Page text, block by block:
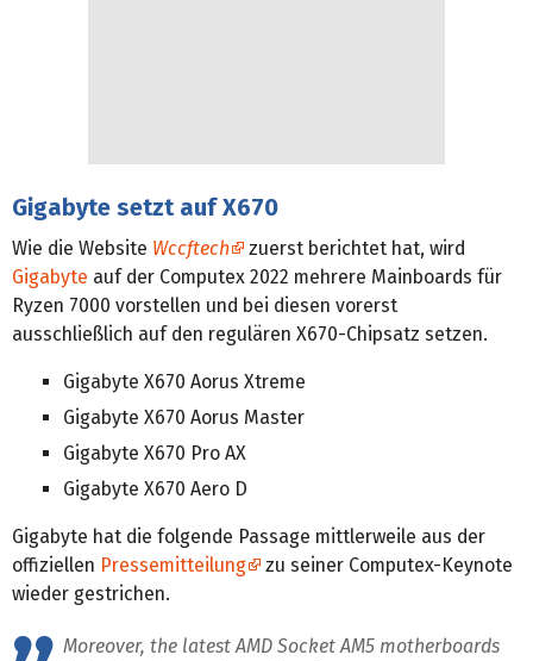
Gigabyte setzt auf X670
Wie die Website Wccftech
zuerst berichtet hat, wird
Gigabyte auf der Computex 2022 mehrere Mainboards für
Ryzen 7000 vorstellen und bei diesen vorerst
ausschließlich auf den regulären X670-Chipsatz setzen.
Gigabyte X670 Aorus Xtreme
Gigabyte X670 Aorus Master
Gigabyte X670 Pro AX
Gigabyte X670 Aero D
Gigabyte hat die folgende Passage mittlerweile aus der
offiziellen Pressemitteilung
zu seiner Computex-Keynote
wieder gestrichen.
Moreover, the latest AMD Socket AM5 motherboards